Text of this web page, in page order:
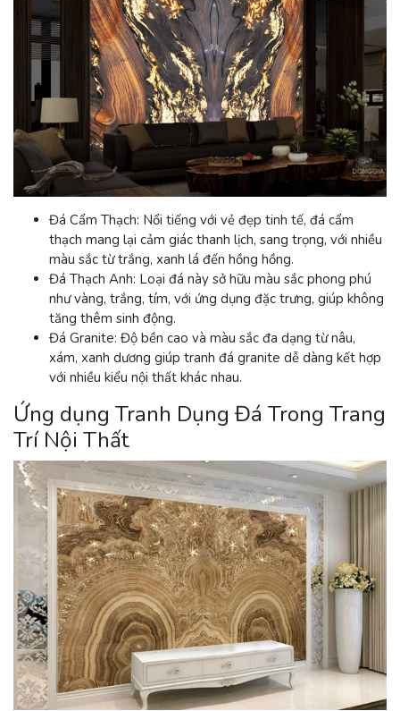
Đá Cẩm Thạch: Nổi tiếng với vẻ đẹp tinh tế, đá cẩm
thạch mang lại cảm giác thanh lịch, sang trọng, với nhiều
màu sắc từ trắng, xanh lá đến hồng hồng.
Đá Thạch Anh: Loại đá này sở hữu màu sắc phong phú
như vàng, trắng, tím, với ứng dụng đặc trưng, ​​giúp không
tăng thêm sinh động.
Đá Granite: Độ bền cao và màu sắc đa dạng từ nâu,
xám, xanh dương giúp tranh đá granite dễ dàng kết hợp
với nhiều kiểu nội thất khác nhau.
Ứng dụng Tranh Dụng Đá Trong Trang
Trí Nội Thất